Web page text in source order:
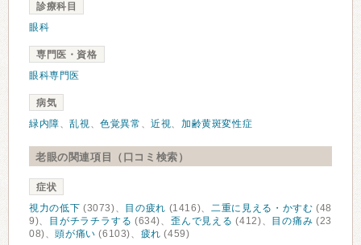
診療科目
眼科
専門医・資格
眼科専門医
病気
緑内障、乱視、色覚異常 、近視、加齢黄斑変性症
老眼の関連項目（口コミ検索）
症状
視力の低下 (3073)、 目の疲れ (1416)、 二重に見える・かすむ (48
9)、
目がチラチラする (634)、歪んで見える (412)、 目の痛み (23
08)、頭が痛い (6103)、 疲れ (459)